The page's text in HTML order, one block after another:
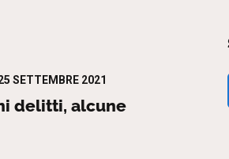
SETTEMBRE 2021
delitti, alcune